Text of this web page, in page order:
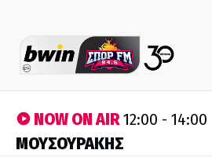
NOW ON AIR12:00 - 14:00
ΜΟΥΣΟΥΡΑΚΗΣ